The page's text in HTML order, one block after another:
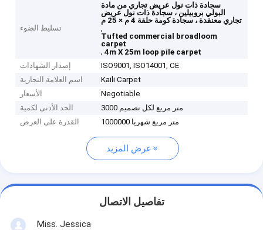
تسليط الضوء
سجادة ذات نول عريض تجاري من مادة
البولي بروبيلين ، سجادة ذات نول عريض
تجاري معنقدة ، سجادة كومة حلقة 4 م × 25 م
,
Tufted commercial broadloom
carpet
,4m X 25m loop pile carpet
إصدار الشهادات
ISO9001, ISO14001, CE
اسم العلامة التجارية
Kaili Carpet
الأسعار
Negotiable
الحد الأدنى لكمية
3000 متر مربع لكل تصميم
القدرة على العرض
1000000 متر مربع شهريا
عرض المزيد
تفاصيل الاتصال
Miss. Jessica